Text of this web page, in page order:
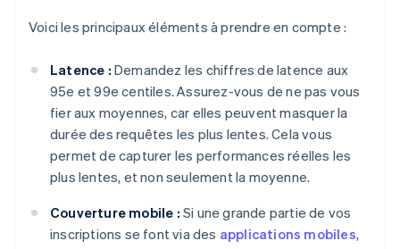
Voici les principaux éléments à prendre en compte :
Latence : Demandez les chiffres de latence aux
95e et 99e centiles. Assurez-vous de ne pas vous
fier aux moyennes, car elles peuvent masquer la
durée des requêtes les plus lentes. Cela vous
permet de capturer les performances réelles les
plus lentes, et non seulement la moyenne.
Couverture mobile : Si une grande partie de vos
inscriptions se font via des applications mobiles,